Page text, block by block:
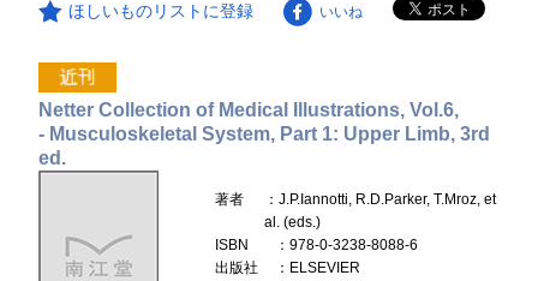
ほしいものリストに登録 いいね
Netter Collection of Medical Illustrations, Vol.6,
- Musculoskeletal System, Part 1: Upper Limb, 3rd
ed.
著者
：J.P.Iannotti, R.D.Parker, T.Mroz, et
al. (eds.)
ISBN
：978-0-3238-8088-6
出版社
：ELSEVIER